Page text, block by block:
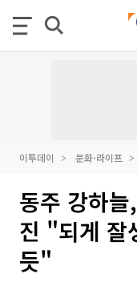
이투데이 문화·라이프
동주 강하
진 "되게 잘
듯"